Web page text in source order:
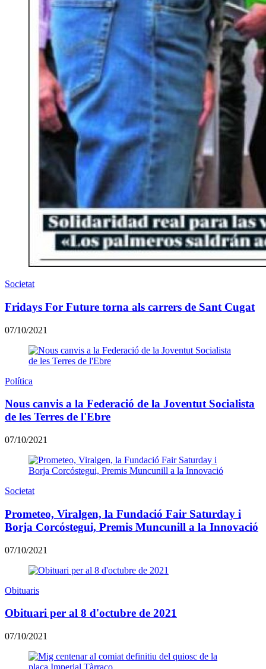
Societat
Fridays For Future torna als carrers de Sant Cugat
07/10/2021
Política
Nous canvis a la Federació de la Joventut Socialista
de les Terres de l'Ebre
07/10/2021
Societat
Prometeo, Viralgen, la Fundació Fair Saturday i
Borja Corcóstegui, Premis Muncunill a la Innovació
07/10/2021
Obituaris
Obituari per al 8 d'octubre de 2021
07/10/2021